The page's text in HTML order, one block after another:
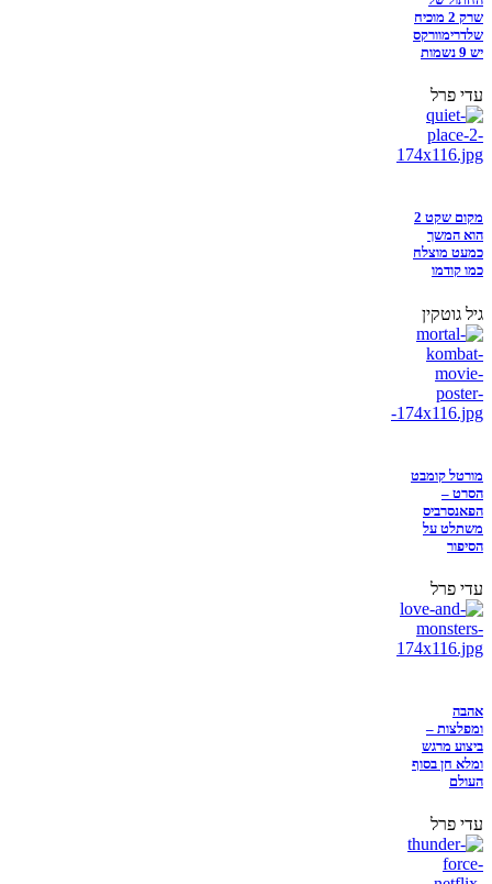
שרק 2 מוכיח
שלדרימוורקס
יש 9 נשמות
עדי פרל
מקום שקט 2
הוא המשך
כמעט מוצלח
כמו קודמו
גיל גוטקין
מורטל קומבט
הסרט –
הפאנסרביס
משתלט על
הסיפור
עדי פרל
אהבה
ומפלצות –
ביצוע מרגש
ומלא חן בסוף
העולם
עדי פרל